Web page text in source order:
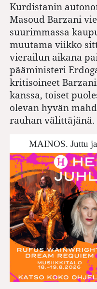
Kurdistanin
Masoud Barzani
suurimmassa
muutama viikko
vierailun aikana
pääministeri
kritisoineet
kanssa, toiset
olevan hyvän
rauhan välittäjänä.
MAINOS. Juttu